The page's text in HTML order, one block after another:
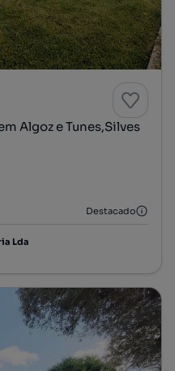
Algoz e Tunes,Silves
Destacado
Lda